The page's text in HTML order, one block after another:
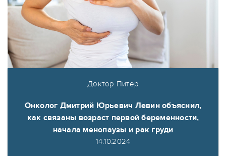
Доктор Питер
Онколог Дмитрий Юрьевич Левин объяснил,
как связаны возраст первой беременности,
начала менопаузы и рак груди
14.10.2024